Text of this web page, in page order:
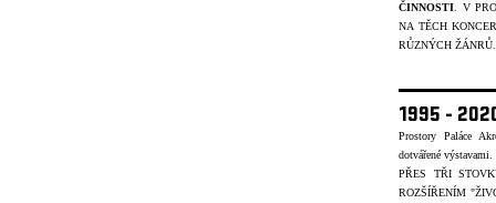
ČINNOSTI . V
NA TĚCH
RŮZNÝCH ŽÁNRŮ.
1995 -
Prostory Paláce
dotvářené
PŘES TŘI
ROZŠÍŘENÍM